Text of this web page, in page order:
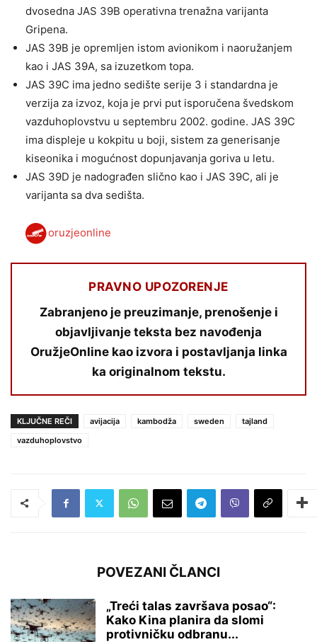
dvosedna JAS 39B operativna trenažna varijanta
Gripena.
JAS 39B je opremljen istom avionikom i naoružanjem
kao i JAS 39A, sa izuzetkom topa.
JAS 39C ima jedno sedište serije 3 i standardna je
verzija za izvoz, koja je prvi put isporučena švedskom
vazduhoplovstvu u septembru 2002. godine. JAS 39C
ima displeje u kokpitu u boji, sistem za generisanje
kiseonika i mogućnost dopunjavanja goriva u letu.
JAS 39D je nadograđen slično kao i JAS 39C, ali je
varijanta sa dva sedišta.
oruzjeonline
PRAVNO UPOZORENJE
Zabranjeno je preuzimanje, prenošenje i
objavljivanje teksta bez navođenja
OružjeOnline kao izvora i postavljanja linka
ka originalnom tekstu.
KLJUČNE REČI avijacija kambodža sweden
tajland
vazduhoplovstvo
POVEZANI ČLANCI
„Treći talas završava posao“:
Kako Kina planira da slomi
protivničku odbranu...